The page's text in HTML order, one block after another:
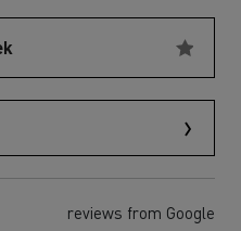
reviews from Google